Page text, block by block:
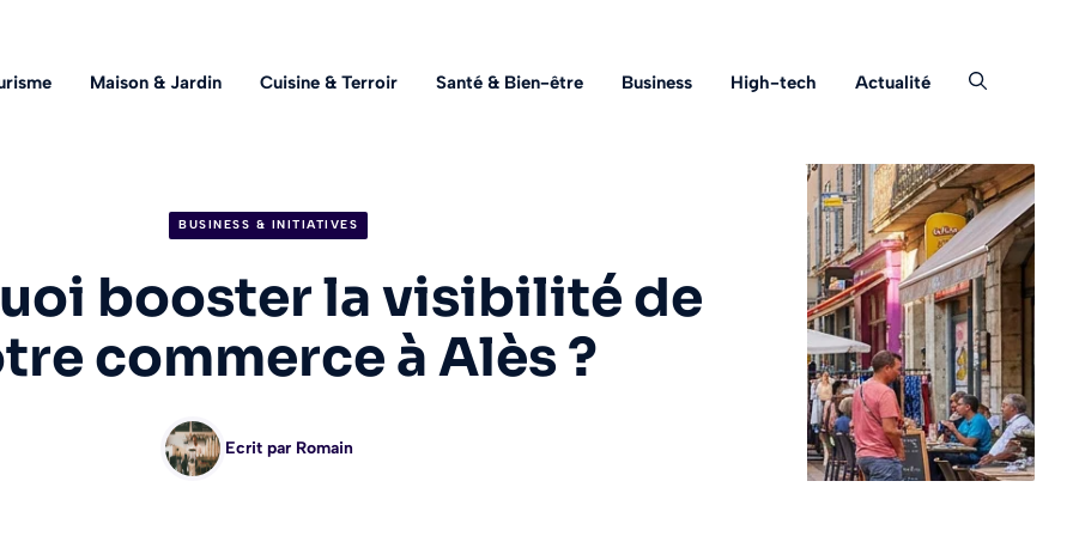
Maison & Jardin Cuisine & Terroir Santé & Bien-être Business High-tech Actualité
BUSINESS & INITIATIVES
booster la visibilité de
commerce à Alès ?
Ecrit par Romain